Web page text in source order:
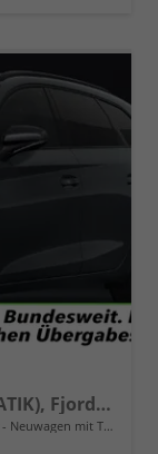
Basis 1.5 eTSI 150PS DSG (AUTOMATIK), Fjord-Blau, 18" Alu Garbi, Sitzheizung, M-Lederlenkrad beheizt, Parksensoren vorne und hinten, Adaptiver Tempomat, 3-Zonen-Climatronic, Radio 12,9" + Full Link (Navi-Funktion über Smartphone), Elektr. Heckklappe
Neuwagen mit Tageszulassung